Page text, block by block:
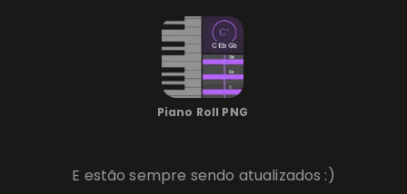
Piano Roll PNG
E estão sempre sendo atualizados :)